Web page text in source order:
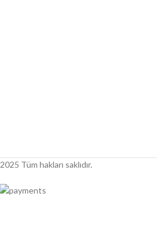
2025 Tüm hakları saklıdır.